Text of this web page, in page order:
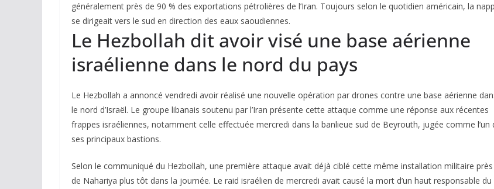
généralement près de 90 % des exportations pétrolières de l’Iran. Toujours selon le quotidien américain, la
se dirigeait vers le sud en direction des eaux saoudiennes.
Le Hezbollah dit avoir visé une base aérienne
israélienne dans le nord du pays
Le Hezbollah a annoncé vendredi avoir réalisé une nouvelle opération par drones contre une base aérienne
le nord d’Israël. Le groupe libanais soutenu par l’Iran présente cette attaque comme une réponse aux récentes
frappes israéliennes, notamment celle effectuée mercredi dans la banlieue sud de Beyrouth, jugée comme l’un
ses principaux bastions.
Selon le communiqué du Hezbollah, une première attaque avait déjà ciblé cette même installation militaire près
de Nahariya plus tôt dans la journée. Le raid israélien de mercredi avait causé la mort d’un haut responsable du